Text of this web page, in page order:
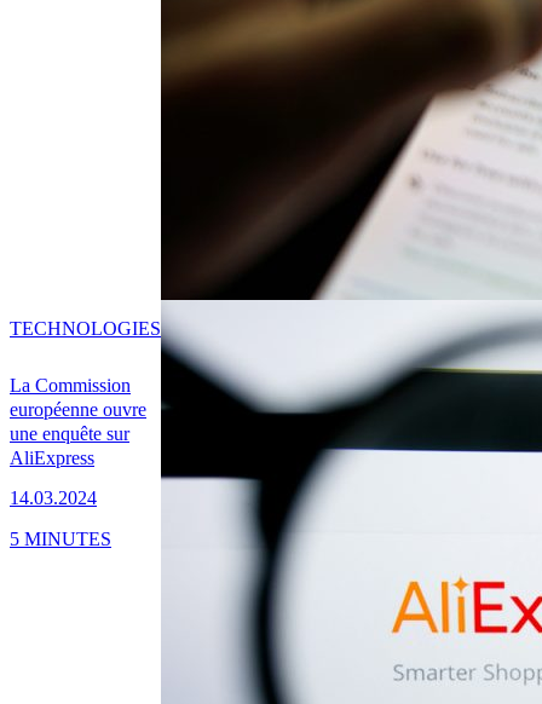
La Commission
européenne ouvre
une enquête sur
AliExpress
14.03.2024
TECHNOLOGIES
5 MINUTES